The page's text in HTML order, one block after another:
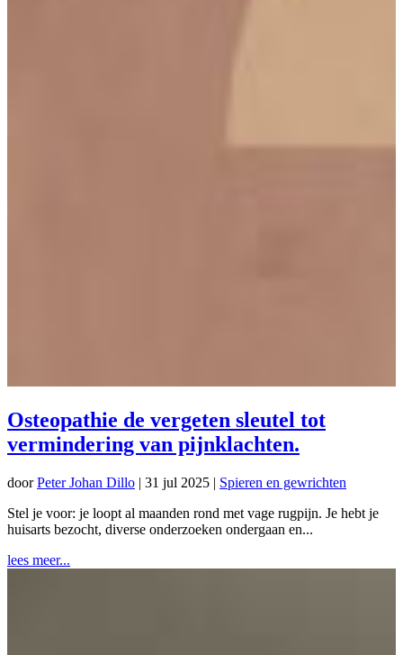
Osteopathie de vergeten sleutel tot
vermindering van pijnklachten.
doorPeter Johan Dillo | 31 jul 2025 | Spieren en gewrichten
Stel je voor: je loopt al maanden rond met vage rugpijn. Je hebt je
huisarts bezocht, diverse onderzoeken ondergaan en...
lees meer...